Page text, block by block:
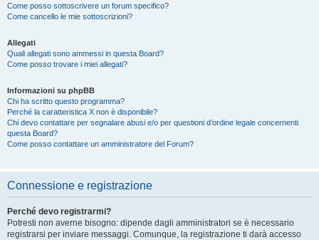
Come posso sottoscrivere un forum specifico?
Come cancello le mie sottoscrizioni?
Allegati
Quali allegati sono ammessi in questa Board?
Come posso trovare i miei allegati?
Informazioni su phpBB
Chi ha scritto questo programma?
Perché la caratteristica X non è disponibile?
Chi devo contattare per segnalare abusi e/o per questioni d’ordine legale concernenti
questa Board?
Come posso contattare un amministratore del Forum?
Connessione e registrazione
Perché devo registrarmi?
Potresti non averne bisogno: dipende dagli amministratori se è necessario
registrarsi per inviare messaggi. Comunque, la registrazione ti darà accesso